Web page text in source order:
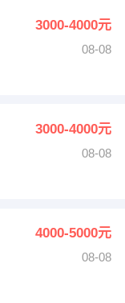
3000-4000元
08-08
3000-4000元
08-08
4000-5000元
08-08